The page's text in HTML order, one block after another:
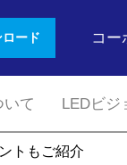
ード コー
て LEDビジ
トもご紹介